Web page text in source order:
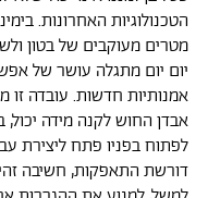
הטכנולוגיות האחרונות.
מטרים מעוקבים של בטון
יום יום מתגלה עושר של
אמנותיות חדשות. עובדה זו
אבדן החוש לקנה מידה
לפתוח בפניו פתח ליצירת
דורשת התאפקות, חשיבה